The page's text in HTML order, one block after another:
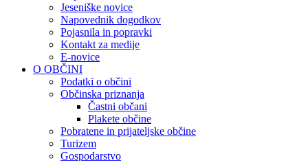
Jeseniške novice
Napovednik dogodkov
Pojasnila in popravki
Kontakt za medije
E-novice
O OBČINI
Podatki o občini
Občinska priznanja
Častni občani
Plakete občine
Pobratene in prijateljske občine
Turizem
Gospodarstvo